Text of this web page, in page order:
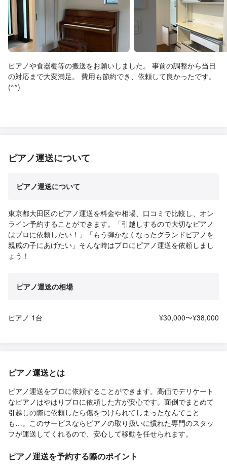
ピアノや食器棚等の搬送をお願いしました。 事前の調整から当日
の対応まで大変満足。 費用も節約でき、依頼して良かったです。
(^^)
ピアノ運送について
ピアノ運送について
東京都大田区のピアノ運送を料金や相場、口コミで比較し、オン
ライン予約することができます。「引越しするので大切なピアノ
はプロに依頼したい！」「もう弾かなくなったグランドピアノを
親戚の子にあげたい」そんな時はプロにピアノ運送を依頼しまし
ょう！
ピアノ運送の相場
ピアノ 1台 ¥30,000〜¥38,000
ピアノ運送とは
ピアノ運送をプロに依頼することができます。高価でデリケート
なピアノはやはりプロに依頼した方が安心です。面倒でまとめて
引越しの際に依頼したら傷をつけられてしまったなんてこと
も…。このサービスならピアノの取り扱いに慣れた専門のスタッ
フが運送してくれるので、安心して移動を任せられます。
ピアノ運送を予約する際のポイント